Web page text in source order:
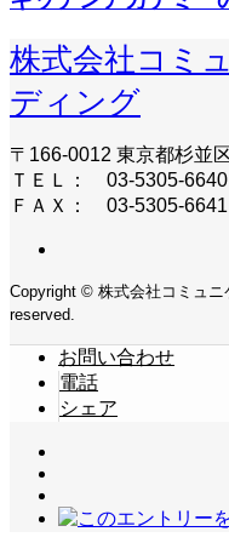
株式会社コミ
ディング
〒166-0012 東京都杉並
ＴＥＬ： 03-5305-6640
ＦＡＸ： 03-5305-6641
Copyright © 株式会社コミュ
reserved.
お問い合わせ
電話
シェア